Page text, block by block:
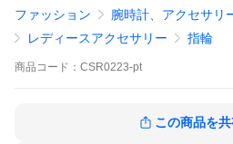
石:天然ダイヤモンド SIクラス 61p 合
最大幅:約 3.5mm
アーム:最小幅 約 3.0mm
優美なキラメキ。パヴェダイヤ。
ファッション
腕時計、アクセサリ
レディースアクセサリー
指輪
商品 コード： CSR0223-pt
この商品を